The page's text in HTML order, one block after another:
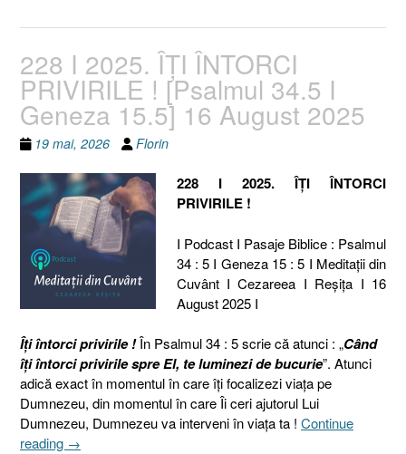
228 I 2025. ÎȚI ÎNTORCI
PRIVIRILE ! [Psalmul 34.5 I
Geneza 15.5] 16 August 2025
19 mai, 2026 Florin
228 I 2025. ÎȚI ÎNTORCI
PRIVIRILE !
I Podcast I Pasaje Biblice : Psalmul
34 : 5 I Geneza 15 : 5 I Meditaţii din
Cuvânt I Cezareea I Reşiţa I 16
August 2025 I
Îți întorci privirile !În Psalmul 34 : 5 scrie că atunci : „Când
îţi întorci privirile spre El, te luminezi de bucurie”. Atunci
adică exact în momentul în care îți focalizezi viața pe
Dumnezeu, din momentul în care Îi ceri ajutorul Lui
Dumnezeu, Dumnezeu va interveni în viața ta ! Continue
reading „228
→